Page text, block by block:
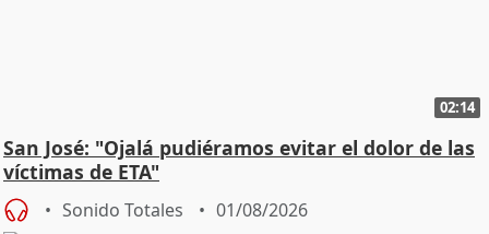
02:14
San José: "Ojalá pudiéramos evitar el dolor de las
víctimas de ETA"
Sonido Totales 01/08/2026